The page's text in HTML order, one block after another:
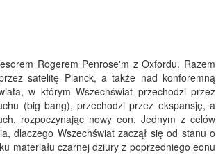
Rogerem Penrose'm z Oxfordu. Razem
satelitę Planck, a także nad konforemną
w którym Wszechświat przechodzi przez
(big bang), przechodzi przez ekspansję, a
rozpoczynając nowy eon. Jednym z celów
dlaczego Wszechświat zaczął się od stanu o
materiału czarnej dziury z poprzedniego eonu